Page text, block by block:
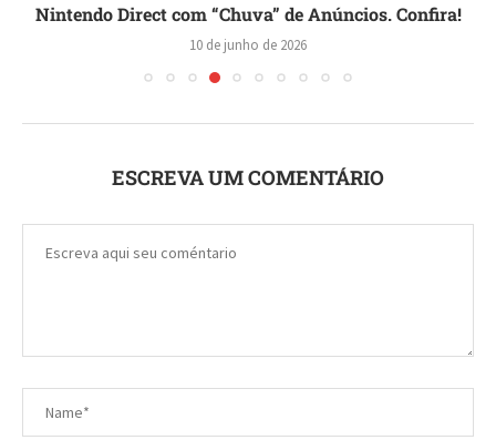
Nintendo Direct com “Chuva” de Anúncios. Confira!
10 de junho de 2026
ESCREVA UM COMENTÁRIO